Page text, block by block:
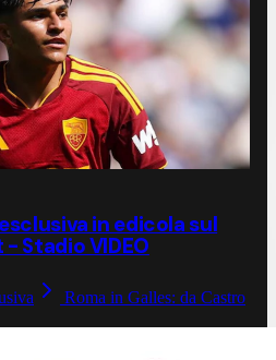
in edicola sul
Stadio VIDEO
Roma in Galles: da Castro